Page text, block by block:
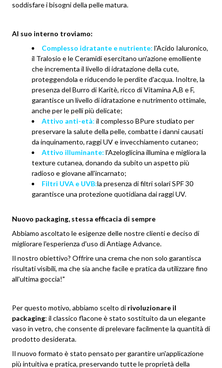
soddisfare i bisogni della pelle matura.
Al suo interno troviamo:
Complesso idratante e nutriente: l'Acido Ialuronico,
il Tralosio e le Ceramidi esercitano un'azione emolliente
che incrementa il livello di idratazione della cute,
proteggendola e riducendo le perdite d'acqua. Inoltre, la
presenza del Burro di Karitè, ricco di Vitamina A,B e F,
garantisce un livello di idratazione e nutrimento ottimale,
anche per le pelli più delicate;
Attivo anti-età: il complesso BPure studiato per
preservare la salute della pelle, combatte i danni causati
da inquinamento, raggi UV e invecchiamento cutaneo;
Attivo illuminante: l'Azeloglicina illumina e migliora la
texture cutanea, donando da subito un aspetto più
radioso e giovane all'incarnato;
Filtri UVA e UVB:la presenza di filtri solari SPF 30
garantisce una protezione quotidiana dai raggi UV.
Nuovo packaging, stessa efficacia di sempre
Abbiamo ascoltato le esigenze delle nostre clienti e deciso di
migliorare l'esperienza d'uso di Antiage Advance.
Il nostro obiettivo? Offrire una crema che non solo garantisca
risultati visibili, ma che sia anche facile e pratica da utilizzare fino
all'ultima goccia!"
Per questo motivo, abbiamo scelto di rivoluzionare il
packaging: il classico flacone è stato sostituito da un elegante
vaso in vetro, che consente di prelevare facilmente la quantità di
prodotto desiderata.
Il nuovo formato è stato pensato per garantire un'applicazione
più intuitiva e pratica, preservando tutte le proprietà della